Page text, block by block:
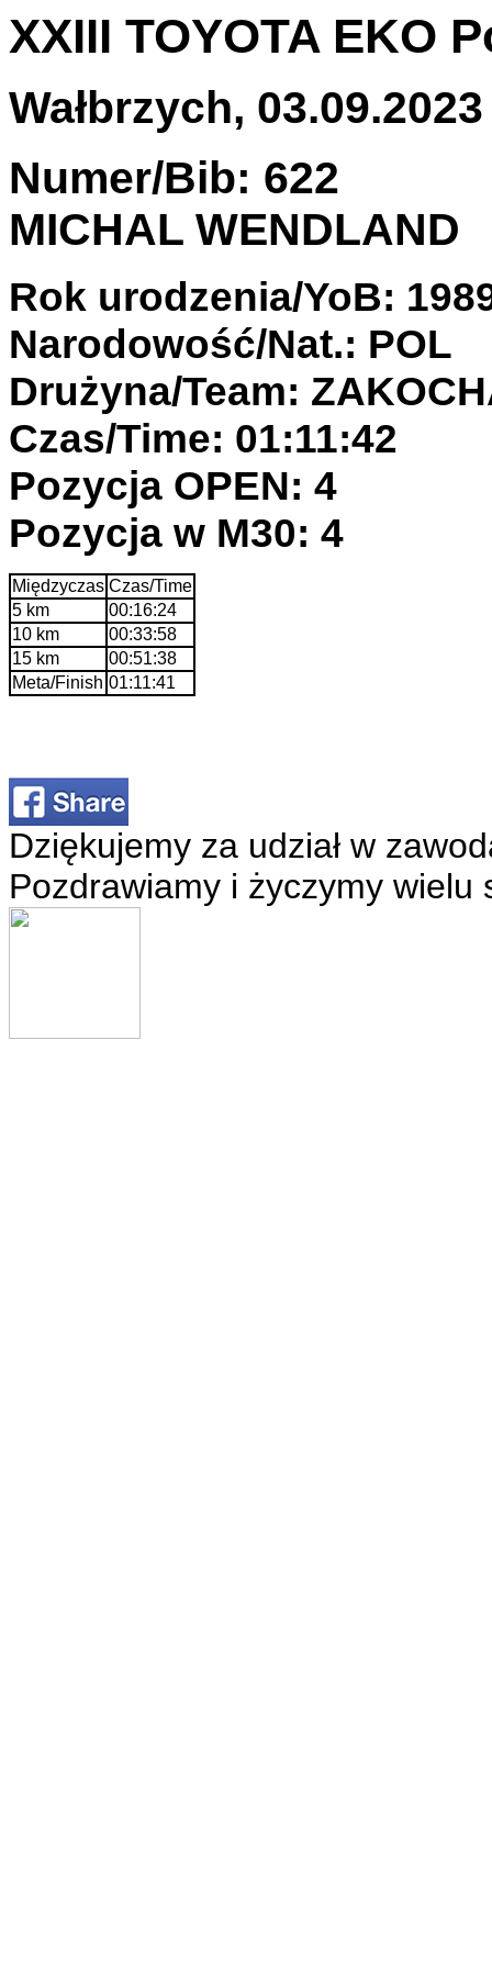
XXIII TOYOTA EKO
Wałbrzych,
Numer/Bib: 622
MICHAL WENDLAND
Rok urodzenia/YoB:
Narodowość/Nat.: POL
Drużyna/Team:
Czas/Time: 01:11:42
Pozycja OPEN: 4
Pozycja w M30: 4
Międzyczas Czas/Time
5 km
00:16:24
10 km
00:33:58
15 km
00:51:38
Meta/Finish 01:11:41
Dziękujemy za udział w
Pozdrawiamy i życzymy wielu